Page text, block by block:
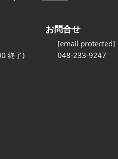
終了)
お問合せ
[email protected]
048-233-9247